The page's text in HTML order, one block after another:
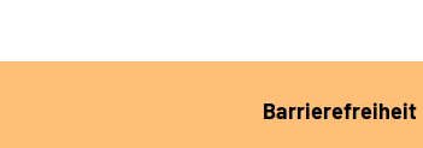
Barrierefreiheit